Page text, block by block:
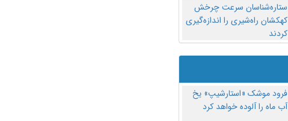
ستاره‌شناسان سرعت چرخش
کهکشان راه‌شیری را اندازه‌گیری
کردند
فرود موشک «استارشیپ» یخ
آب ماه را آلوده خواهد کرد